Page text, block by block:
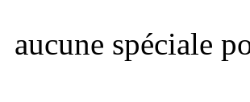
aucune spéciale